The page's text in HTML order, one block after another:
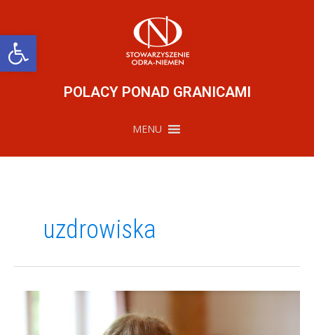
Otwórz pasek narzędzi
POLACY PONAD GRANICAMI
MENU
uzdrowiska
Sztafeta
Pokoleń